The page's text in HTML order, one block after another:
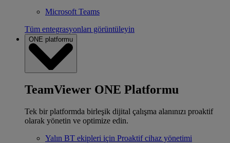
Microsoft Teams
Tüm entegrasyonları görüntüleyin
ONE platformu
TeamViewer ONE Platformu
Tek bir platformda birleşik dijital çalışma alanınızı proaktif
olarak yönetin ve optimize edin.
Yalın BT ekipleri için Proaktif cihaz yönetimi